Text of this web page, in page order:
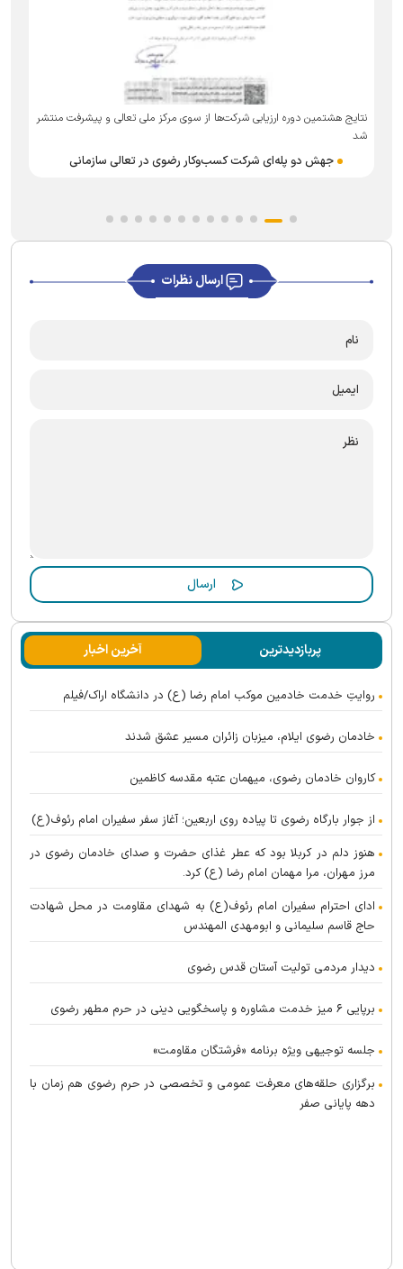
نتایج هشتمین دوره ارزیابی شرکت‌ها از سوی مرکز ملی تعالی و پیشرفت منتشر
شد
جهش دو پله‌ای شرکت کسب‌وکار رضوی در تعالی سازمانی
ارسال نظرات
پربازدیدترین آخرین اخبار
روایتِ خدمت خادمین موکب امام رضا (ع) در دانشگاه اراک/فیلم
خادمان رضوی ایلام، میزبان زائران مسیر عشق شدند
کاروان خادمان رضوی، میهمان عتبه مقدسه کاظمین
از جوار بارگاه رضوی تا پیاده روی اربعین؛ آغاز سفر سفیران امام رئوف(ع)
هنوز دلم در کربلا بود که عطر غذای حضرت و صدای خادمان رضوی در
مرز مهران، مرا مهمان امام رضا (ع) کرد.
ادای احترام سفیران امام رئوف(ع) به شهدای مقاومت در محل شهادت
حاج قاسم سلیمانی و ابومهدی المهندس
دیدار مردمی تولیت آستان قدس رضوی
برپایی ۶ میز خدمت مشاوره و پاسخگویی دینی در حرم مطهر رضوی
جلسه توجیهی ویژه برنامه «فرشتگان مقاومت»
برگزاری حلقه‌های معرفت عمومی و تخصصی در حرم رضوی هم زمان با
دهه پایانی صفر